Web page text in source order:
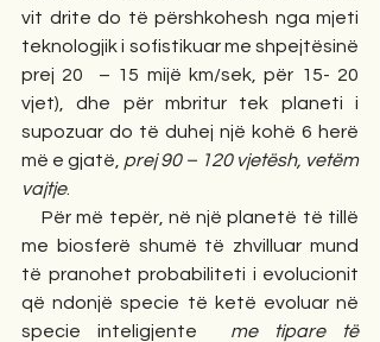
vit drite do të përshkohesh nga mjeti
teknologjik i sofistikuar me shpejtësinë
prej 20  – 15 mijë km/sek, për 15- 20
vjet), dhe për mbritur tek planeti i
supozuar do të duhej një kohë 6 herë
më e gjatë, prej 90 – 120 vjetësh, vetëm
vajtje.
    Për më tepër, në një planetë të tillë
me biosferë shumë të zhvilluar mund
të pranohet probabiliteti i evolucionit
që ndonjë specie të ketë evoluar në
specie inteligjente
  me tipare të